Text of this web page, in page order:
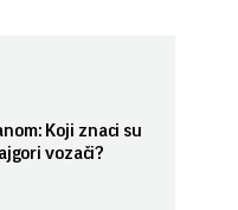
Koji znaci su
vozači?